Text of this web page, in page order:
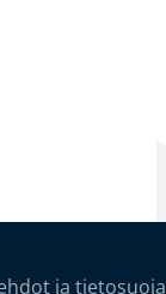
ja tietosuoja